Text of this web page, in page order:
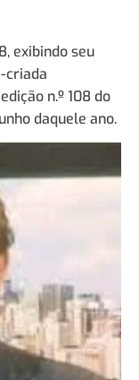
exibindo seu
criada
n.º 108 do
daquele ano.